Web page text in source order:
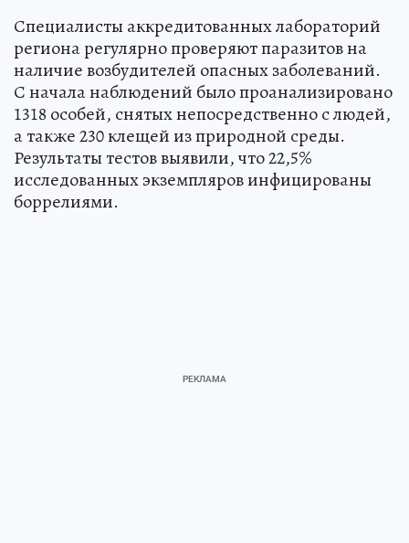
Специалисты аккредитованных лабораторий
региона регулярно проверяют паразитов на
наличие возбудителей опасных заболеваний.
С начала наблюдений было проанализировано
1318 особей, снятых непосредственно с людей,
а также 230 клещей из природной среды.
Результаты тестов выявили, что 22,5%
исследованных экземпляров инфицированы
боррелиями.